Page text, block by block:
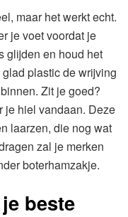
maar het werkt echt.
je voet voordat je
glijden en houd het
plastic de wrijving
Zit je goed?
je hiel vandaan. Deze
laarzen, die nog wat
zal je merken
boterhamzakje.
beste